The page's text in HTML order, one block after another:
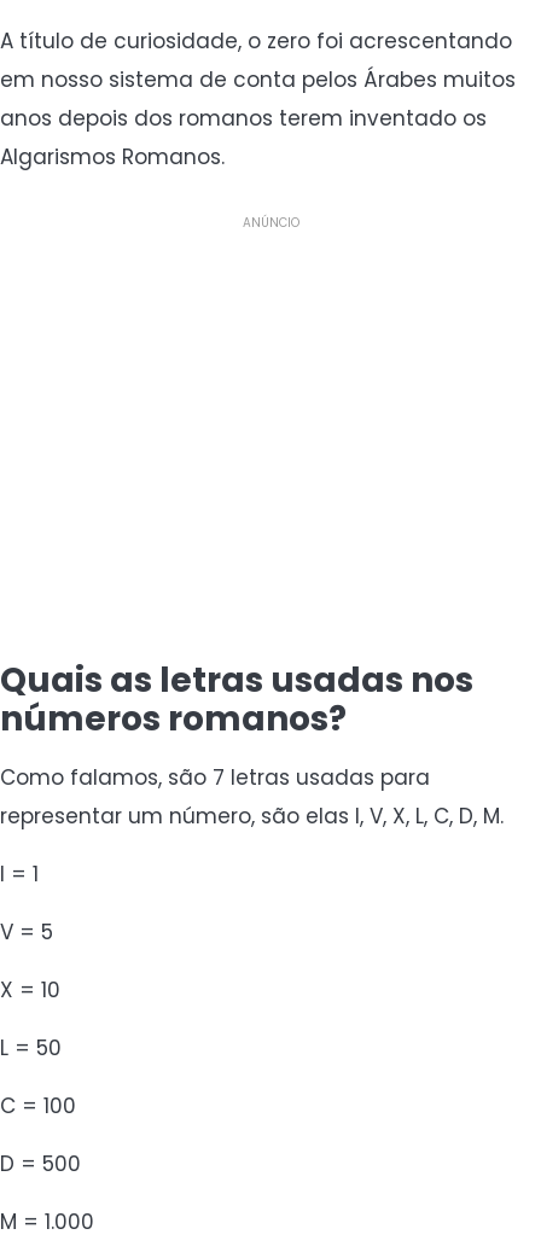
A título de curiosidade, o zero foi acrescentando
em nosso sistema de conta pelos Árabes muitos
anos depois dos romanos terem inventado os
Algarismos Romanos.
ANÚNCIO
Quais as letras usadas nos
números romanos?
Como falamos, são 7 letras usadas para
representar um número, são elas I, V, X, L, C, D, M.
I = 1
V = 5
X = 10
L = 50
C = 100
D = 500
M = 1.000